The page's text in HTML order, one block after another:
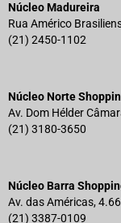
Núcleo Madureira
Rua Américo
(21) 2450-1102
Núcleo Norte
Av. Dom Hélder
(21) 3180-3650
Núcleo Barra
Av. das Américas,
(21) 3387-0109